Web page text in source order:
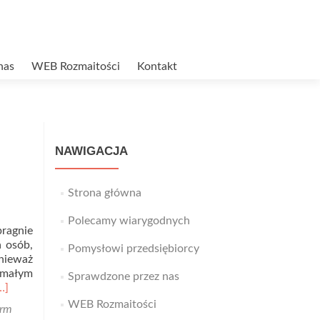
WEB Rozmaitości Kontakt
osób,
NAWIGACJA
Strona główna
Polecamy wiarygodnych
Pomysłowi przedsiębiorcy
Sprawdzone przez nas
WEB Rozmaitości